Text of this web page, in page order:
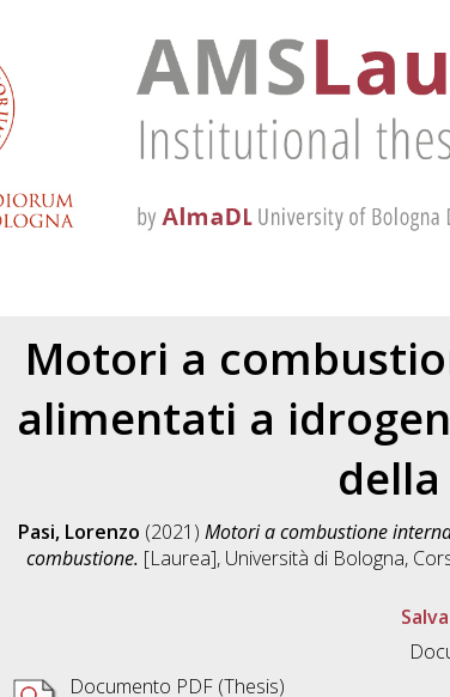
Motori a
alimentati a
Pasi, Lorenzo (2021) Motori a combustione
combustione. [Laurea], Università di Bologna,
Documento PDF (Thesis)